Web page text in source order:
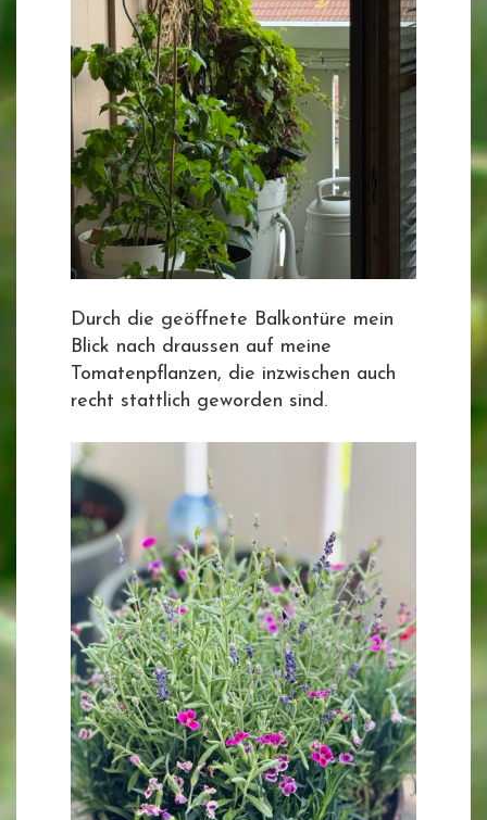
Durch die geöffnete Balkontüre mein
Blick nach draussen auf meine
Tomatenpflanzen, die inzwischen auch
recht stattlich geworden sind.